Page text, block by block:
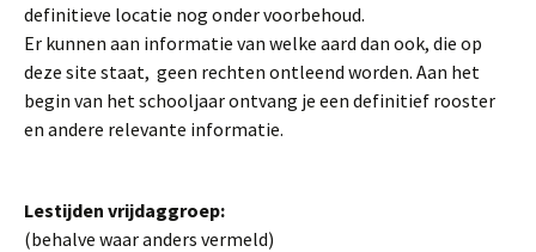
definitieve locatie nog onder voorbehoud.
Er kunnen aan informatie van welke aard dan ook, die op
deze site staat, geen rechten ontleend worden. Aan het
begin van het schooljaar ontvang je een definitief rooster
en andere relevante informatie.
Lestijden vrijdaggroep:
(behalve waar anders vermeld)